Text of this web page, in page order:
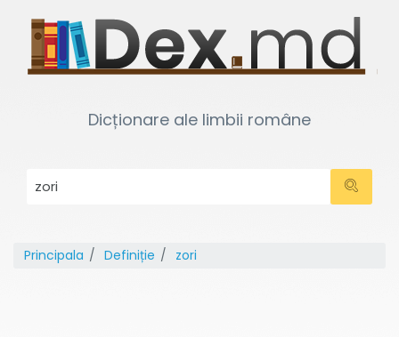
Dicționare ale limbii române
Principala Definiție zori